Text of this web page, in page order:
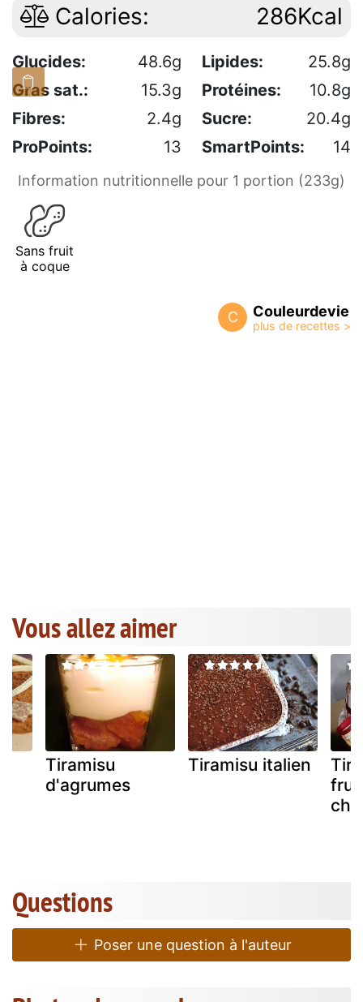
Calories: 286Kcal
Glucides: 48.6g Lipides:
25.8g
Gras sat.:
15.3g Protéines:
10.8g
Fibres:
2.4g Sucre:
20.4g
ProPoints:
13 SmartPoints: 14
Information nutritionnelle pour 1 portion (233g)
Sans fruit
à coque
C Couleurdevie
Vous allez aimer
Tiramisu
d'agrumes
Tiramisu italien
Questions
Poser une question à l'auteur